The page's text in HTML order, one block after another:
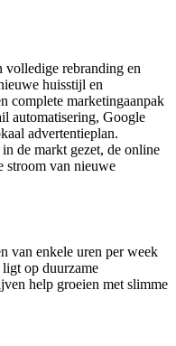
volledige rebranding en
huisstijl en
complete marketingaanpak
automatisering, Google
advertentieplan.
de markt gezet, de online
stroom van nieuwe
van enkele uren per week
op duurzame
help groeien met slimme